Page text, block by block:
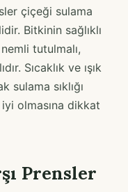
çiçeği sulama
Bitkinin sağlıklı
tutulmalı,
Sıcaklık ve ışık
sulama sıklığı
olmasına dikkat
Prensler